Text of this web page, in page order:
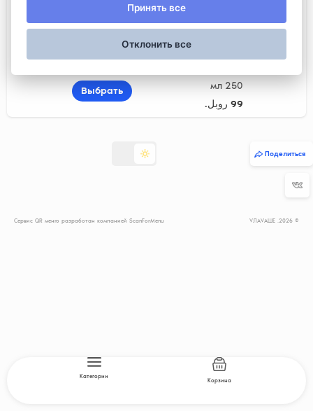
250 мл
99 روبل.
Выбрать
Поделиться
© 2026. VЛАVАШЕ
Сервис QR меню разработан компанией ScanForMenu
Корзина
Категории
Принять все
Отклонить все